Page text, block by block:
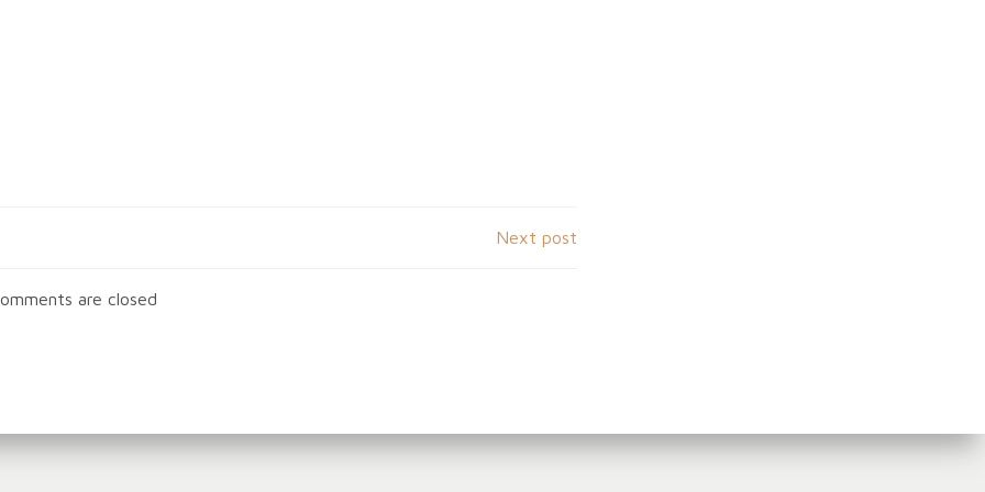
navigation
Next post
are closed